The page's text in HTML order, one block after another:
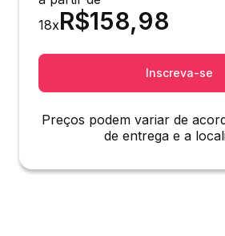
18xR$158,98
Inscreva-se
Preços podem variar de
de entrega e a